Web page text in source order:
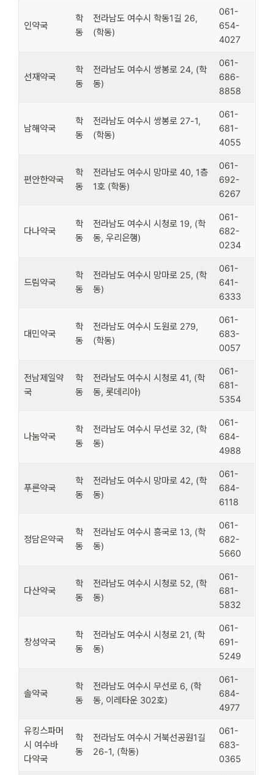
인약국
학
동
전라남도 여수시 학동1길 26,
(학동)
061-
654-
4027
선재약국
학
동
전라남도 여수시 쌍봉로 24, (학
동)
061-
686-
8858
남해약국
학
동
전라남도 여수시 쌍봉로 27-1,
(학동)
061-
681-
4055
편안한약국
학
동
전라남도 여수시 망마로 40, 1층
1호 (학동)
061-
692-
6267
다나약국
학
동
전라남도 여수시 시청로 19, (학
동, 우리은행)
061-
682-
0234
드림약국
학
동
전라남도 여수시 망마로 25, (학
동)
061-
641-
6333
대민약국
학
동
전라남도 여수시 도원로 279,
(학동)
061-
683-
0057
전남제일약
국
학
동
전라남도 여수시 시청로 41, (학
동, 롯데리아)
061-
681-
5354
나눔약국
학
동
전라남도 여수시 무선로 32, (학
동)
061-
684-
4988
푸른약국
학
동
전라남도 여수시 망마로 42, (학
동)
061-
684-
6118
정담은약국
학
동
전라남도 여수시 흥국로 13, (학
동)
061-
682-
5660
다산약국
학
동
전라남도 여수시 시청로 52, (학
동)
061-
681-
5832
창성약국
학
동
전라남도 여수시 시청로 21, (학
동)
061-
691-
5249
솔약국
학
동
전라남도 여수시 무선로 6, (학
동, 이레타운 302호)
061-
684-
4977
유킹스파머
시 여수바
다약국
학
동
전라남도 여수시 거북선공원1길
26-1, (학동)
061-
683-
0365